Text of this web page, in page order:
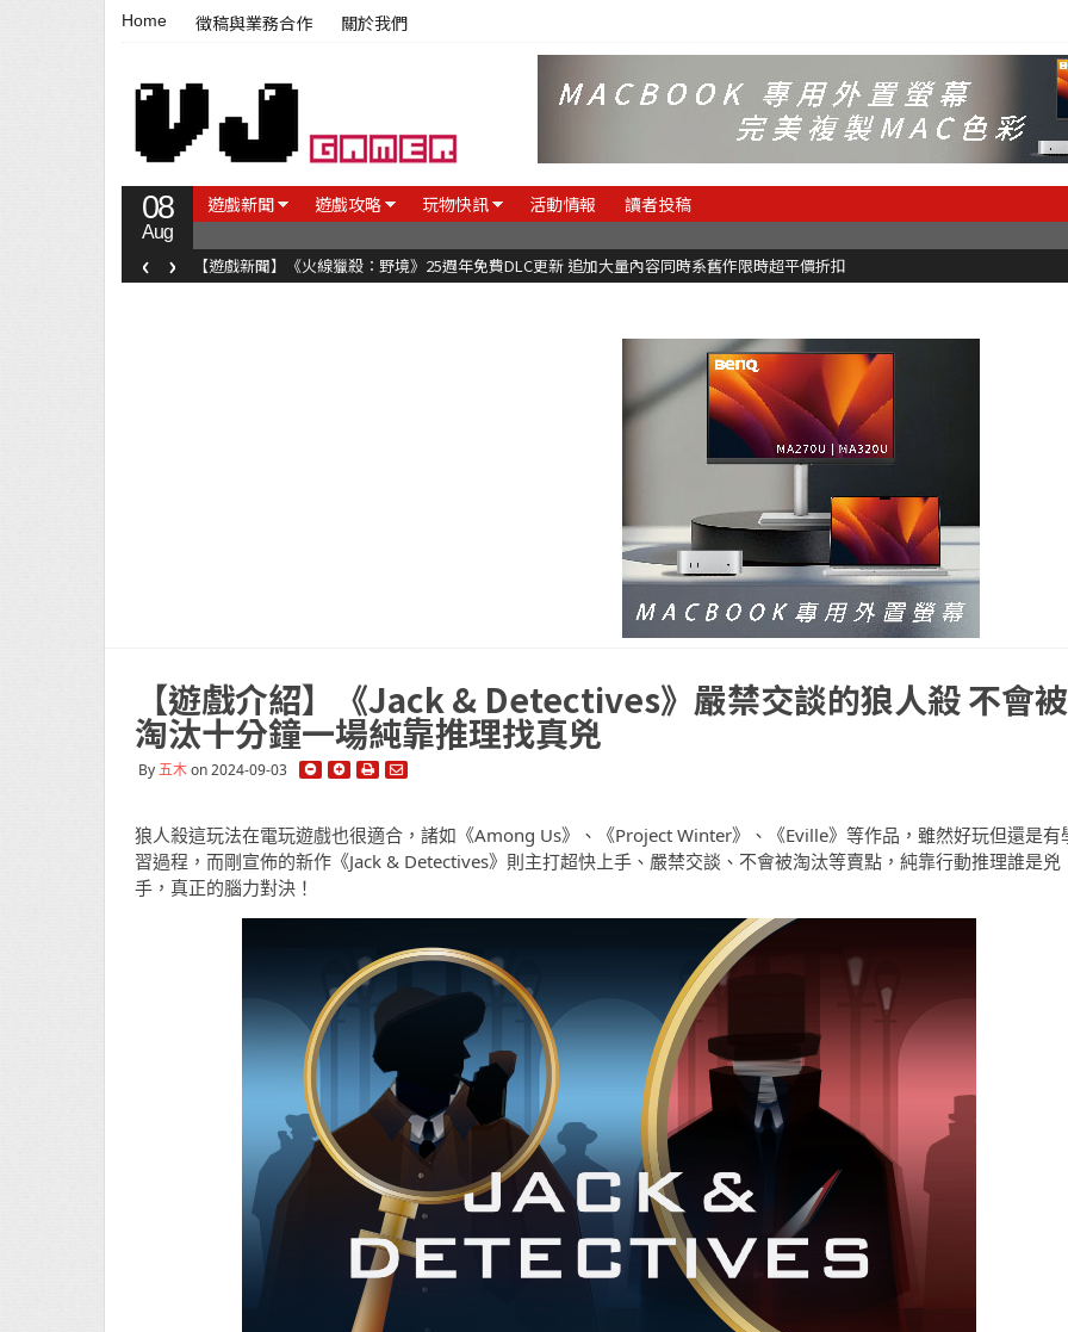
Home 徵稿與業務合作 關於我們
08
Aug
遊戲新聞 遊戲攻略 玩物快訊 活動情報 讀者投稿
【遊戲新聞】《火線獵殺：野境》25週年免費DLC更新 追加大量內容同時系舊作限時超平價折扣
‹ ›
【遊戲介紹】《Jack & Detectives》嚴禁交談的狼人殺 不會被
淘汰十分鐘一場純靠推理找真兇
By五木on 2024-09-03
狼人殺這玩法在電玩遊戲也很適合，諸如《Among Us》、《Project Winter》、《Eville》等作品，雖然好玩但還是有
習過程，而剛宣佈的新作《Jack & Detectives》則主打超快上手、嚴禁交談、不會被淘汰等賣點，純靠行動推理誰是兇
手，真正的腦力對決！